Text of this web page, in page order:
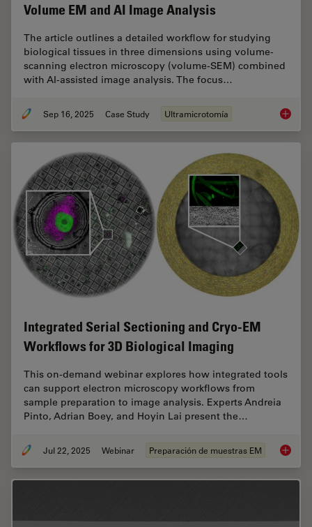
Volume EM and AI Image Analysis
The article outlines a detailed workflow for studying
biological tissues in three dimensions using volume-
scanning electron microscopy (volume-SEM) combined
with AI-assisted image analysis. The focus…
Sep 16, 2025 Case Study Ultramicrotomía Volume
Integrated Serial Sectioning and Cryo-EM
Workflows for 3D Biological Imaging
This on-demand webinar explores how integrated tools
can support electron microscopy workflows from
sample preparation to image analysis. Experts Andreia
Pinto, Adrian Boey, and Hoyin Lai present the…
Jul 22, 2025 Webinar Preparación de muestras EM